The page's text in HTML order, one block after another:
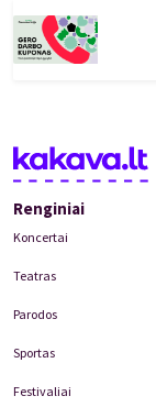
Renginiai
Koncertai
Teatras
Parodos
Sportas
Festivaliai